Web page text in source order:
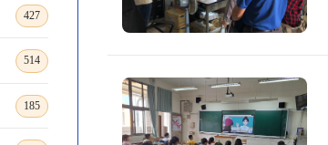
427
514
185